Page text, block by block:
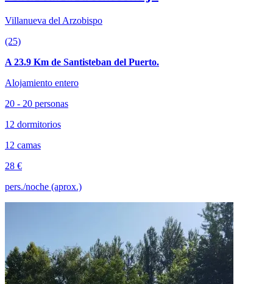
Villanueva del Arzobispo
(25)
A 23.9 Km de Santisteban del Puerto.
Alojamiento entero
20 - 20 personas
12 dormitorios
12 camas
28 €
pers./noche (aprox.)